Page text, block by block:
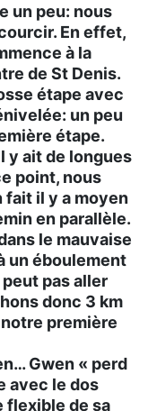
un peu: nous
En effet,
à la
de St Denis.
étape avec
un peu
étape.
y ait de longues
point, nous
fait il y a moyen
en parallèle.
le mauvaise
un éboulement
pas aller
donc 3 km
première
Gwen « perd
avec le dos
flexible de sa